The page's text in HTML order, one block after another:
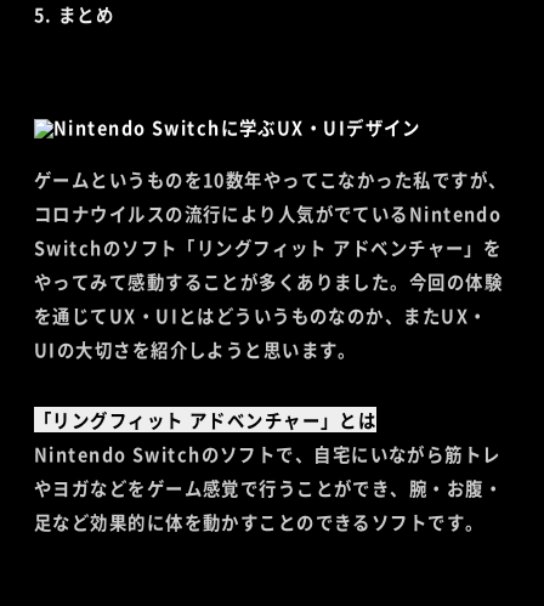
まとめ
ゲームというものを10数年やってこなかった私ですが、
コロナウイルスの流行により人気がでているNintendo
Switchのソフト「リングフィット アドベンチャー」を
やってみて感動することが多くありました。今回の体験
を通じてUX・UIとはどういうものなのか、またUX・
UIの大切さを紹介しようと思います。
「リングフィット アドベンチャー」とは
Nintendo Switchのソフトで、自宅にいながら筋トレ
やヨガなどをゲーム感覚で行うことができ、腕・お腹・
足など効果的に体を動かすことのできるソフトです。